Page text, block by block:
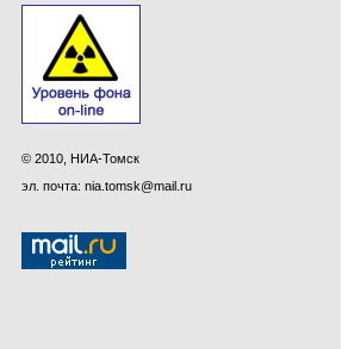
© 2010, НИА-Томск
эл. почта: nia.tomsk@mail.ru